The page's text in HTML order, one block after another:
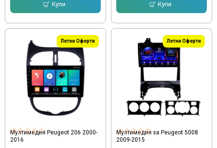
Купи Купи
Летни Оферти
Мултимедия Peugeot 206 2000-
2016
Летни Оферти
Мултимедия за Peugeot 5008
2009-2015